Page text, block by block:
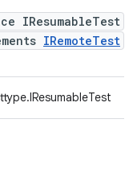
IResumableTest
IRemoteTest